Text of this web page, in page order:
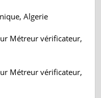
Algerie
Métreur vérificateur,
Métreur vérificateur,